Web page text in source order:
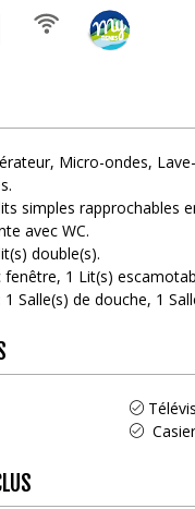
Micro-ondes
simples rapprochables
avec WC
double(s)
fenêtre 1 Lit(s)
1 Salle(s) de douche 1